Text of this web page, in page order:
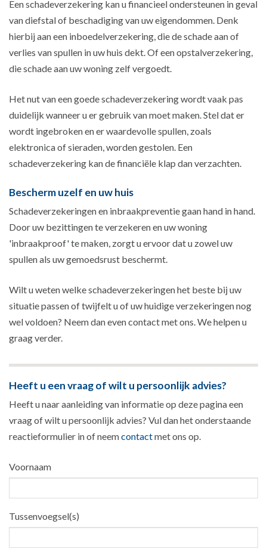
Een schadeverzekering kan u financieel ondersteunen in geval
van diefstal of beschadiging van uw eigendommen. Denk
hierbij aan een inboedelverzekering, die de schade aan of
verlies van spullen in uw huis dekt. Of een opstalverzekering,
die schade aan uw woning zelf vergoedt.
Het nut van een goede schadeverzekering wordt vaak pas
duidelijk wanneer u er gebruik van moet maken. Stel dat er
wordt ingebroken en er waardevolle spullen, zoals
elektronica of sieraden, worden gestolen. Een
schadeverzekering kan de financiële klap dan verzachten.
Bescherm uzelf en uw huis
Schadeverzekeringen en inbraakpreventie gaan hand in hand.
Door uw bezittingen te verzekeren en uw woning
'inbraakproof' te maken, zorgt u ervoor dat u zowel uw
spullen als uw gemoedsrust beschermt.
Wilt u weten welke schadeverzekeringen het beste bij uw
situatie passen of twijfelt u of uw huidige verzekeringen nog
wel voldoen? Neem dan even contact met ons. We helpen u
graag verder.
Heeft u een vraag of wilt u persoonlijk advies?
Heeft u naar aanleiding van informatie op deze pagina een
vraag of wilt u persoonlijk advies? Vul dan het onderstaande
reactieformulier in of neemcontactmet ons op.
Voornaam
Tussenvoegsel(s)